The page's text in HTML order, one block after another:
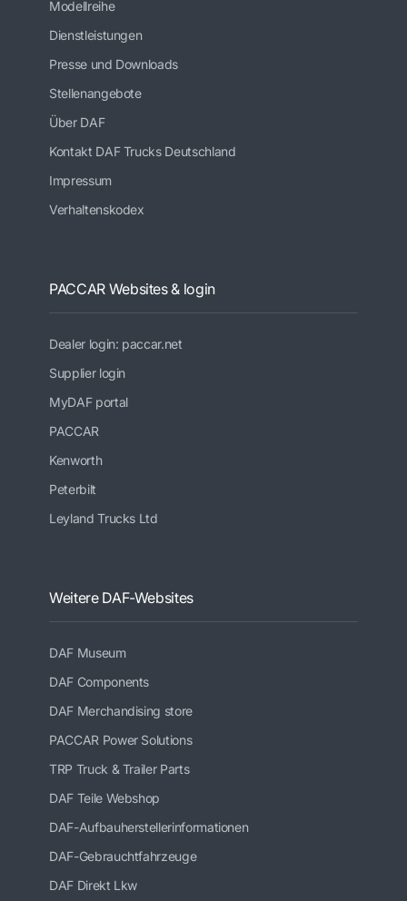
Modellreihe
Dienstleistungen
Presse und Downloads
Stellenangebote
Über DAF
Kontakt DAF Trucks Deutschland
Impressum
Verhaltenskodex
PACCAR Websites & login
Dealer login: paccar.net
Supplier login
MyDAF portal
PACCAR
Kenworth
Peterbilt
Leyland Trucks Ltd
Weitere DAF-Websites
DAF Museum
DAF Components
DAF Merchandising store
PACCAR Power Solutions
TRP Truck & Trailer Parts
DAF Teile Webshop
DAF-Aufbauherstellerinformationen
DAF-Gebrauchtfahrzeuge
DAF Direkt Lkw